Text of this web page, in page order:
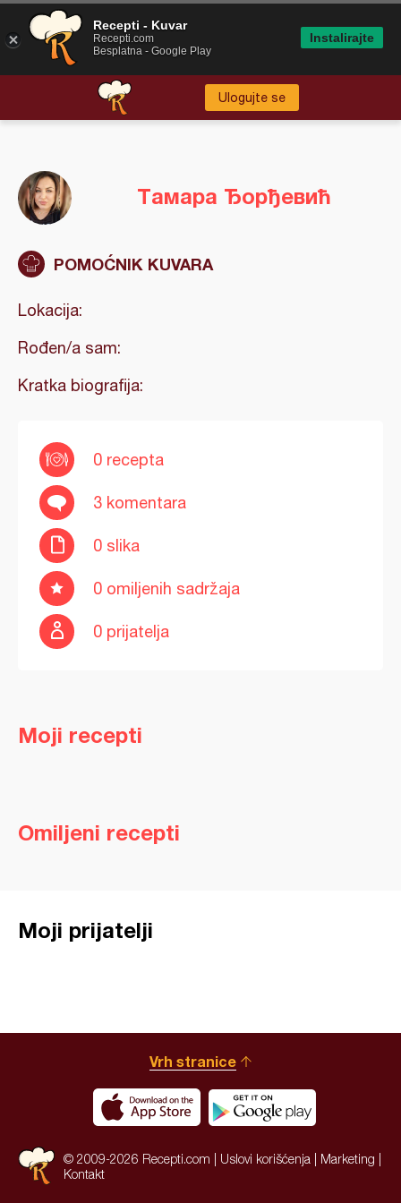
Ulogujte se
Тамара Ђорђевић
POMOĆNIK KUVARA
Lokacija:
Rođen/a sam:
Kratka biografija:
0 recepta
3 komentara
0 slika
0 omiljenih sadržaja
0 prijatelja
Moji recepti
Omiljeni recepti
Moji prijatelji
Vrh stranice
© 2009-2026 Recepti.com | Uslovi korišćenja Marketing
Kontakt
Recepti - Kuvar
Recepti.com
Besplatna - Google Play
Instalirajte